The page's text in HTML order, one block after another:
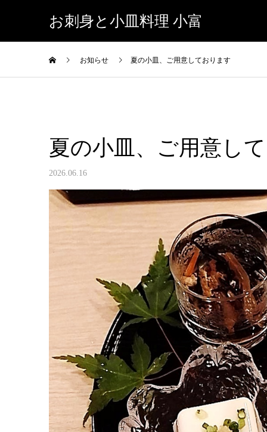
お刺身と小皿料理 小富
お知らせ 夏の小皿、ご用意しております
夏の小皿、ご用意し
2026.06.16